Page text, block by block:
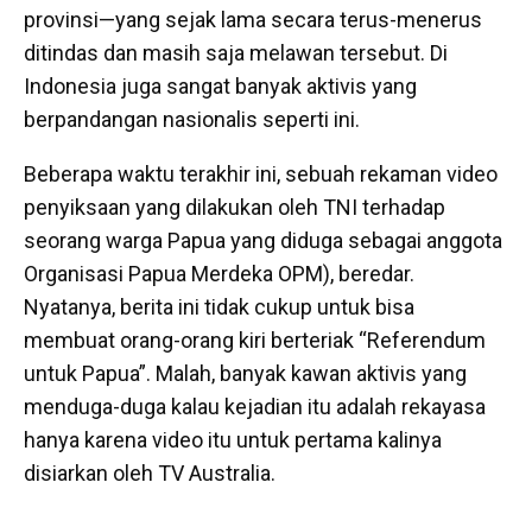
provinsi—yang sejak lama secara terus-menerus
ditindas dan masih saja melawan tersebut. Di
Indonesia juga sangat banyak aktivis yang
berpandangan nasionalis seperti ini.
Beberapa waktu terakhir ini, sebuah rekaman video
penyiksaan yang dilakukan oleh TNI terhadap
seorang warga Papua yang diduga sebagai anggota
Organisasi Papua Merdeka OPM), beredar.
Nyatanya, berita ini tidak cukup untuk bisa
membuat orang-orang kiri berteriak “Referendum
untuk Papua”. Malah, banyak kawan aktivis yang
menduga-duga kalau kejadian itu adalah rekayasa
hanya karena video itu untuk pertama kalinya
disiarkan oleh TV Australia.